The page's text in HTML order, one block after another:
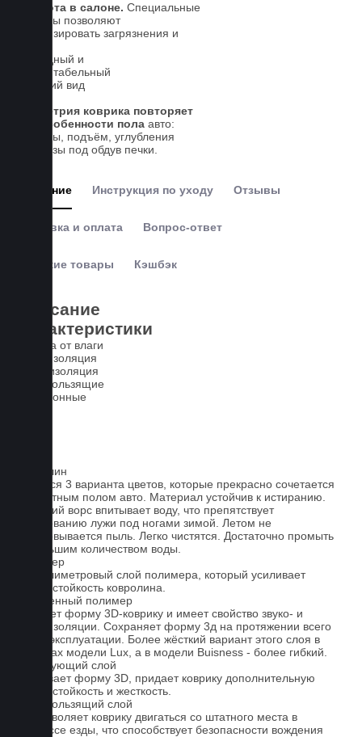
Чистота в салоне. Специальные
выступы позволяют
локализировать загрязнения и
Солидный и
презентабельный
внешний вид
Геометрия коврика повторяет
все особенности пола авто:
выступы, подъём, углубления
и вырезы под обдув печки.
Описание Инструкция по уходу Отзывы
Доставка и оплата Вопрос-ответ
Похожие товары Кэшбэк
Описание
Характеристики
Защита от влаги
Шумоизоляция
Теплоизоляция
Антискользящие
Всесезонные
Ковролин
Имеется 3 варианта цветов, которые прекрасно сочетается
со штатным полом авто. Материал устойчив к истиранию.
Короткий ворс впитывает воду, что препятствует
образованию лужи под ногами зимой. Летом не
образовывается пыль. Легко чистятся. Достаточно промыть
небольшим количеством воды.
Полимер
1-миллиметровый слой полимера, который усиливает
износостойкость ковролина.
Вспененный полимер
Придает форму 3D-коврику и имеет свойство звуко- и
теплоизоляции. Сохраняет форму 3д на протяжении всего
срока эксплуатации. Более жёсткий вариант этого слоя в
ковриках модели Lux, а в модели Buisness - более гибкий.
Армирующий слой
Усиливает форму 3D, придает коврику дополнительную
износостойкость и жесткость.
Антискользящий слой
Не позволяет коврику двигаться со штатного места в
процессе езды, что способствует безопасности вождения